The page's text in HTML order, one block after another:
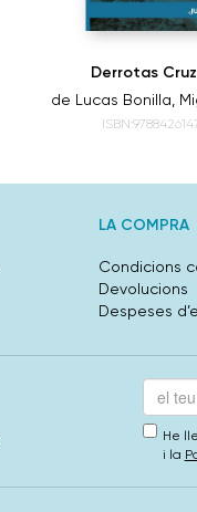
Derrotas
de Lucas Bonilla,
LA COMPRA
Condicions
Devolucions
Despeses
He
i la